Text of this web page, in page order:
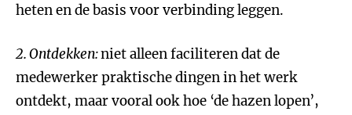
heten en de basis voor verbinding leggen.
2.Ontdekken:niet alleen faciliteren dat de
medewerker praktische dingen in het werk
ontdekt, maar vooral ook hoe ‘de hazen lopen’,